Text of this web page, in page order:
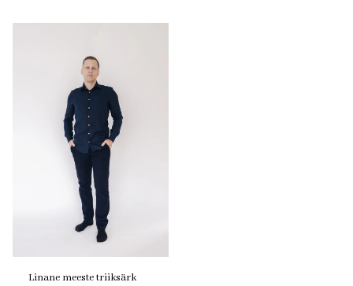
Linane meeste triiksärk